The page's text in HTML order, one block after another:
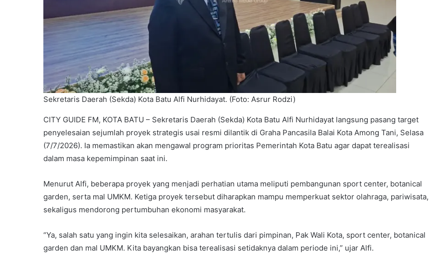
Sekretaris Daerah (Sekda) Kota Batu Alfi Nurhidayat. (Foto: Asrur Rodzi)
CITY GUIDE FM, KOTA BATU – Sekretaris Daerah (Sekda) Kota Batu Alfi Nurhidayat langsung pasang target
penyelesaian sejumlah proyek strategis usai resmi dilantik di Graha Pancasila Balai Kota Among Tani, Selasa
(7/7/2026). Ia memastikan akan mengawal program prioritas Pemerintah Kota Batu agar dapat terealisasi
dalam masa kepemimpinan saat ini.
Menurut Alfi, beberapa proyek yang menjadi perhatian utama meliputi pembangunan sport center, botanical
garden, serta mal UMKM. Ketiga proyek tersebut diharapkan mampu memperkuat sektor olahraga, pariwisata,
sekaligus mendorong pertumbuhan ekonomi masyarakat.
“Ya, salah satu yang ingin kita selesaikan, arahan tertulis dari pimpinan, Pak Wali Kota, sport center, botanical
garden dan mal UMKM. Kita bayangkan bisa terealisasi setidaknya dalam periode ini,” ujar Alfi.